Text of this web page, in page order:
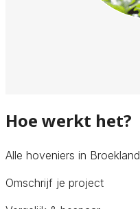
Hoe werkt het?
Alle hoveniers in Broekland
Omschrijf je project